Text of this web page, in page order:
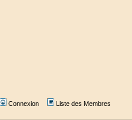
Connexion Liste des Membres